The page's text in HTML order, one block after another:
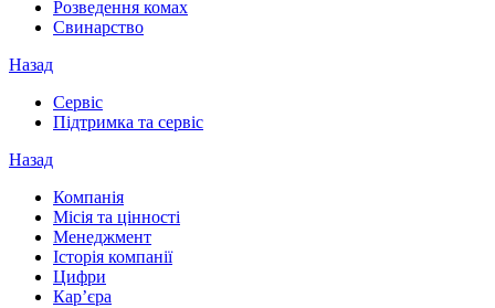
Розведення комах
Свинарство
Назад
Сервіс
Підтримка та сервіс
Назад
Компанія
Місія та цінності
Менеджмент
Історія компанії
Цифри
Кар’єра